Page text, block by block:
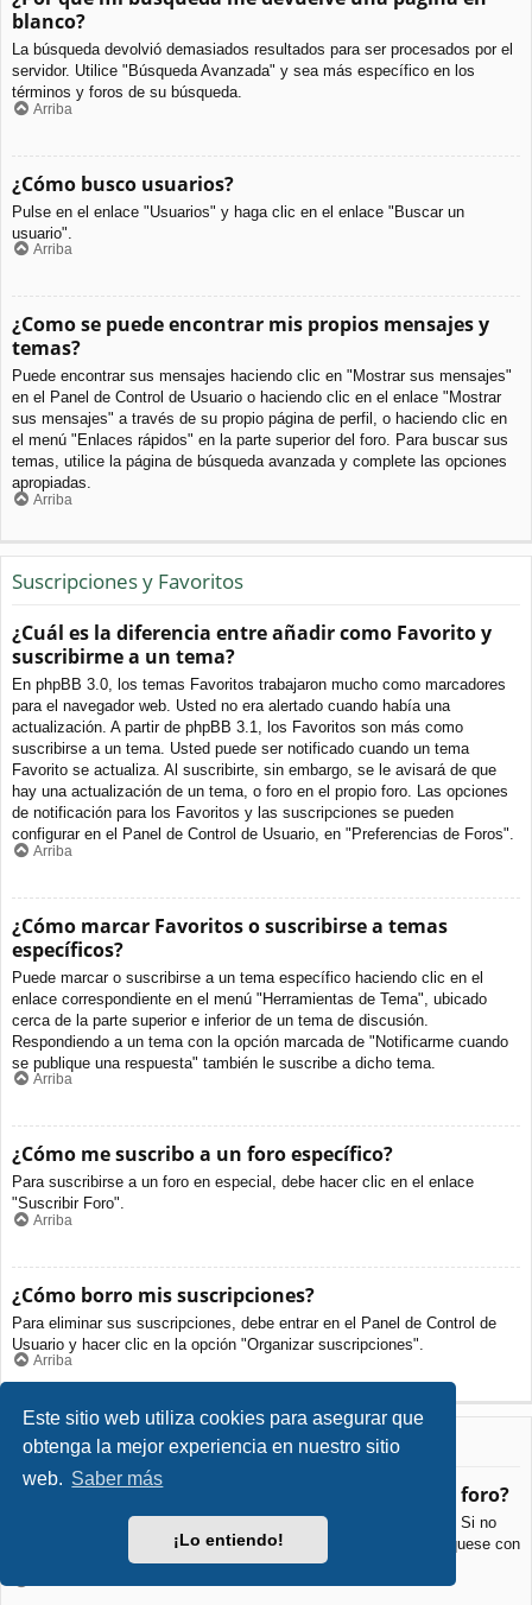
Este sitio web utiliza cookies para asegurar que
obtenga la mejor experiencia en nuestro sitio
web. Saber más
¡Lo entiendo!
blanco?
La búsqueda devolvió demasiados resultados para ser procesados por el
servidor. Utilice "Búsqueda Avanzada" y sea más específico en los
términos y foros de su búsqueda.
Arriba
¿Cómo busco usuarios?
Pulse en el enlace "Usuarios" y haga clic en el enlace "Buscar un
usuario".
Arriba
¿Como se puede encontrar mis propios mensajes y
temas?
Puede encontrar sus mensajes haciendo clic en "Mostrar sus mensajes"
en el Panel de Control de Usuario o haciendo clic en el enlace "Mostrar
sus mensajes" a través de su propio página de perfil, o haciendo clic en
el menú "Enlaces rápidos" en la parte superior del foro. Para buscar sus
temas, utilice la página de búsqueda avanzada y complete las opciones
apropiadas.
Arriba
Suscripciones y Favoritos
¿Cuál es la diferencia entre añadir como Favorito y
suscribirme a un tema?
En phpBB 3.0, los temas Favoritos trabajaron mucho como marcadores
para el navegador web. Usted no era alertado cuando había una
actualización. A partir de phpBB 3.1, los Favoritos son más como
suscribirse a un tema. Usted puede ser notificado cuando un tema
Favorito se actualiza. Al suscribirte, sin embargo, se le avisará de que
hay una actualización de un tema, o foro en el propio foro. Las opciones
de notificación para los Favoritos y las suscripciones se pueden
configurar en el Panel de Control de Usuario, en "Preferencias de Foros".
Arriba
¿Cómo marcar Favoritos o suscribirse a temas
específicos?
Puede marcar o suscribirse a un tema específico haciendo clic en el
enlace correspondiente en el menú "Herramientas de Tema", ubicado
cerca de la parte superior e inferior de un tema de discusión.
Respondiendo a un tema con la opción marcada de "Notificarme cuando
se publique una respuesta" también le suscribe a dicho tema.
Arriba
¿Cómo me suscribo a un foro específico?
Para suscribirse a un foro en especial, debe hacer clic en el enlace
"Suscribir Foro".
Arriba
¿Cómo borro mis suscripciones?
Para eliminar sus suscripciones, debe entrar en el Panel de Control de
Usuario y hacer clic en la opción "Organizar suscripciones".
Arriba
Archivos Adjuntos
¿Qué archivos adjuntos son permitidos en este foro?
Cada foro puede permitir o no ciertos tipos de archivos adjuntos. Si no
está seguro de que tipos de archivos se pueden cargar, comuníquese con
La Administración para obtener más información.